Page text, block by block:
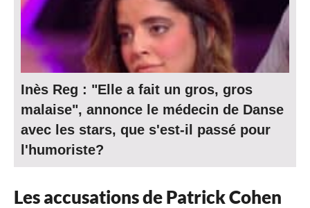
Inès Reg : "Elle a fait un gros, gros
malaise", annonce le médecin de Danse
avec les stars, que s'est-il passé pour
l'humoriste?
Les accusations de Patrick Cohen